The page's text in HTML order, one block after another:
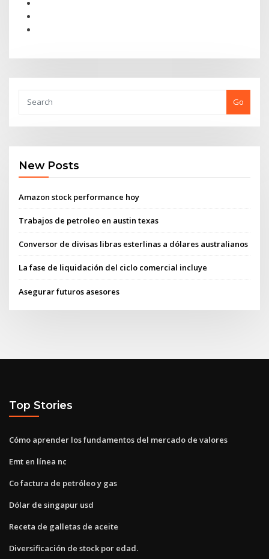
Go
New Posts
Amazon stock performance hoy
Trabajos de petroleo en austin texas
Conversor de divisas libras esterlinas a dólares australianos
La fase de liquidación del ciclo comercial incluye
Asegurar futuros asesores
Top Stories
Cómo aprender los fundamentos del mercado de valores
Emt en línea nc
Co factura de petróleo y gas
Dólar de singapur usd
Receta de galletas de aceite
Diversificación de stock por edad.